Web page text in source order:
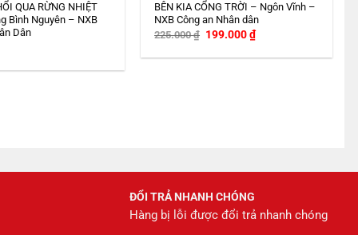
QUA RỪNG NHIỆT
Bình Nguyên – NXB
Dân
BÊN KIA CỔNG TRỜI – Ngôn Vĩnh –
NXB Công an Nhân dân
225.000₫ Giá
là:
199.000₫Giá
hiện
tại
ĐỔI TRẢ NHANH CHÓNG
Hàng bị lỗi được đổi trả nhanh chóng